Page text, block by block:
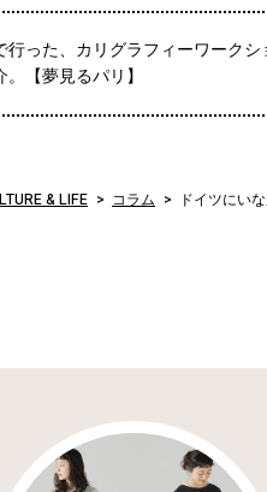
行った、カリグラフィーワークシ
。【夢見るパリ】
& LIFE コラム ドイツにい